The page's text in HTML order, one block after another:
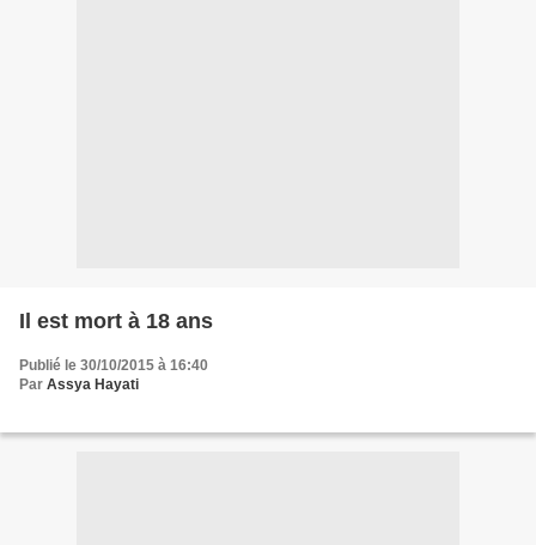
Il est mort à 18 ans
Publié le 30/10/2015 à 16:40
Par Assya Hayati